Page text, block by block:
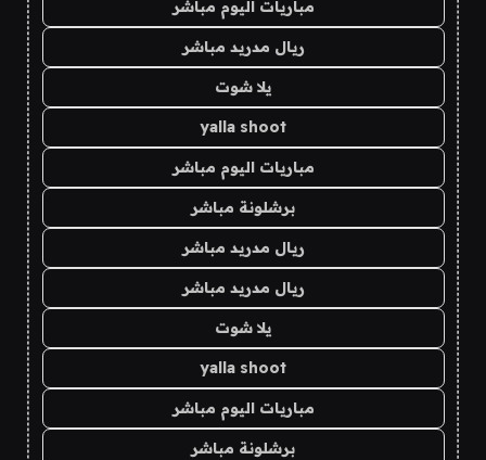
مباريات اليوم مباشر
ريال مدريد مباشر
يلا شوت
yalla shoot
مباريات اليوم مباشر
برشلونة مباشر
ريال مدريد مباشر
ريال مدريد مباشر
يلا شوت
yalla shoot
مباريات اليوم مباشر
برشلونة مباشر